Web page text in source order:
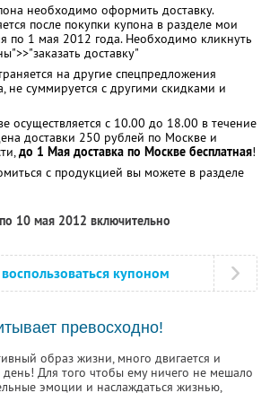
необходимо оформить доставку.
после покупки купона в разделе мои
по 1 мая 2012 года. Необходимо кликнуть
доставку"
на другие спецпредложения
не суммируется с другими скидками и
осуществляется с 10.00 до 18.00 в течение
доставки 250 рублей по Москве и
до 1 Мая доставка по Москве бесплатная!
с продукцией вы можете в разделе
10 мая 2012 включительно
купоном
превосходно!
образ жизни, много двигается и
Для того чтобы ему ничего не мешало
эмоции и наслаждаться жизнью,